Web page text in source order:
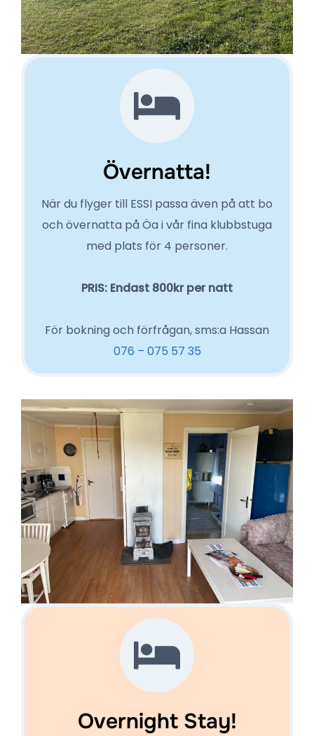
Övernatta!
När du flyger till ESSI passa även på att bo
och övernatta på Öa i vår fina klubbstuga
med plats för 4 personer.
PRIS: Endast 800krper natt
För bokning och förfrågan, sms:a Hassan
076 – 075 57 35
Overnight Stay!